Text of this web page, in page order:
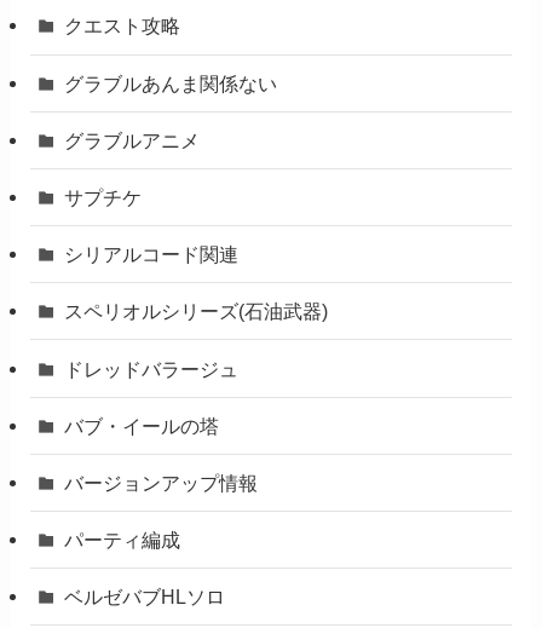
クエスト攻略
グラブルあんま関係ない
グラブルアニメ
サプチケ
シリアルコード関連
スペリオルシリーズ(石油武器)
ドレッドバラージュ
バブ・イールの塔
バージョンアップ情報
パーティ編成
ベルゼバブHLソロ